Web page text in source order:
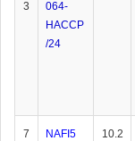
3
064-
HACCP
/24
7
NAFI5
10.2